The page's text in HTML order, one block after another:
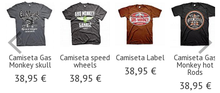
Camiseta Gas
Monkey skull
38,95 €
Camiseta speed
wheels
38,95 €
Camiseta Label
38,95 €
Camiseta Gas
Monkey hot
Rods
38,95 €